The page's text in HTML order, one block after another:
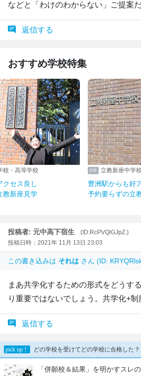
などと「わけのわからない」ご提案
返信する
おすすめ学校特集
校・高等学校
クセス良し
教新座見学
立教新座中学
豊洲駅からも好
予約要らずの立
投稿者: 元中高下宿生
(ID:RcPVQlGJpZ.)
投稿日時：2021年 11月 13日 23:03
この書き込みは それは さん (ID:
まあ共学化するための形式をどうす
り重要ではないでしょう。共学化+制
返信する